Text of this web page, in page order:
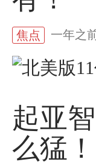
焦点 一年之
起亚
么猛！